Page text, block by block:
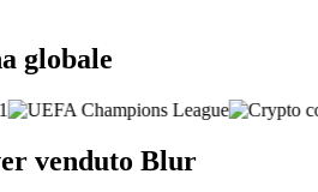
globale
venduto Blur